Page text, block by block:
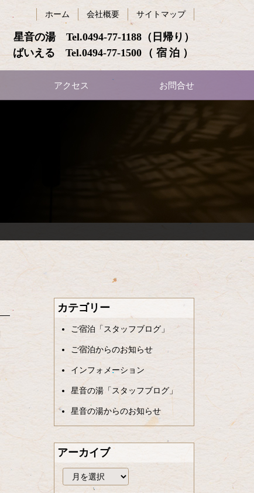
星音の湯 Tel.0494-77-1188 （日帰り）
ばいえる Tel.0494-77-1500 （宿泊）
ホーム 会社概要 サイトマップ
アクセス お問合せ
カテゴリー
ご宿泊「スタッフブログ」
ご宿泊からのお知らせ
インフォメーション
星音の湯「スタッフブログ」
星音の湯からのお知らせ
アーカイブ
ー